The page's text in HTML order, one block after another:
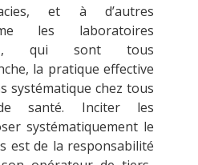
et à d’autres
les laboratoires
qui sont tous
la pratique effective
systématique chez tous
santé. Inciter les
systématiquement le
est de la responsabilité